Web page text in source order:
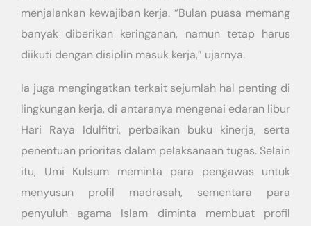
menjalankan kewajiban kerja. “Bulan puasa memang
banyak diberikan keringanan, namun tetap harus
diikuti dengan disiplin masuk kerja,” ujarnya.
Ia juga mengingatkan terkait sejumlah hal penting di
lingkungan kerja, di antaranya mengenai edaran libur
Hari Raya Idulfitri, perbaikan buku kinerja, serta
penentuan prioritas dalam pelaksanaan tugas. Selain
itu, Umi Kulsum meminta para pengawas untuk
menyusun profil madrasah, sementara para
penyuluh agama Islam diminta membuat profil